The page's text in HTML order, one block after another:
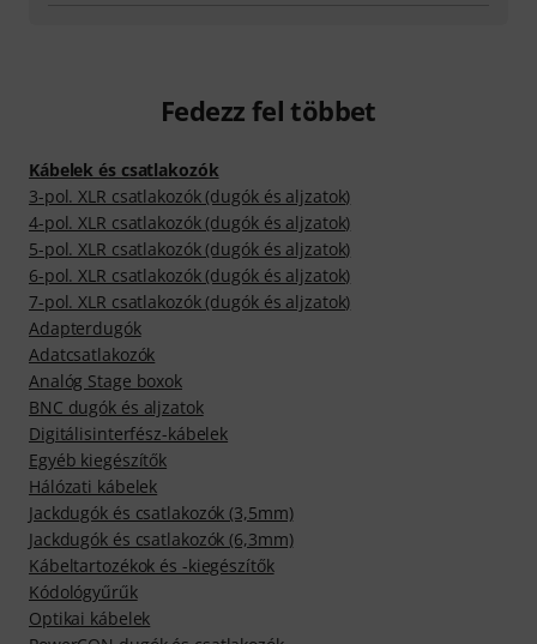
Fedezz fel többet
Kábelek és csatlakozók
3-pol. XLR csatlakozók (dugók és aljzatok)
4-pol. XLR csatlakozók (dugók és aljzatok)
5-pol. XLR csatlakozók (dugók és aljzatok)
6-pol. XLR csatlakozók (dugók és aljzatok)
7-pol. XLR csatlakozók (dugók és aljzatok)
Adapterdugók
Adatcsatlakozók
Analóg Stage boxok
BNC dugók és aljzatok
Digitálisinterfész-kábelek
Egyéb kiegészítők
Hálózati kábelek
Jackdugók és csatlakozók (3,5mm)
Jackdugók és csatlakozók (6,3mm)
Kábeltartozékok és -kiegészítők
Kódológyűrűk
Optikai kábelek